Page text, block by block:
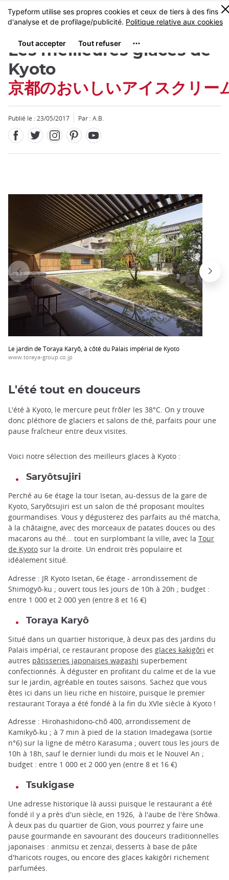
Skip
to
content
MENU
0
Les meilleures glaces de
Kyoto
京都のおいしいアイスクリー
Publié le : 23/05/2017 Par : A.B.
Le jardin de Toraya Karyô, à côté du Palais impérial de Kyoto
www.toraya-group.co.jp
Fermer
L'été tout en douceurs
L'été à Kyoto, le mercure peut frôler les 38°C. On y trouve
donc pléthore de glaciers et salons de thé, parfaits pour une
pause fraîcheur entre deux visites.
Voici notre sélection des meilleurs glaces à Kyoto :
Saryôtsujiri
Perché au 6e étage la tour Isetan, au-dessus de la gare de
Kyoto, Saryôtsujiri est un salon de thé proposant moultes
gourmandises. Vous y dégusterez des parfaits au thé matcha,
à la châtaigne, avec des morceaux de patates douces ou des
macarons au thé... tout en surplombant la ville, avec la Tour
de Kyoto sur la droite. Un endroit très populaire et
idéalement situé.
Adresse : JR Kyoto Isetan, 6e étage - arrondissement de
Shimogyô-ku ; ouvert tous les jours de 10h à 20h ; budget :
entre 1 000 et 2 000 yen (entre 8 et 16 €)
Toraya Karyô
Situé dans un quartier historique, à deux pas des jardins du
Palais impérial, ce restaurant propose des glaces kakigôri et
autres pâtisseries japonaises wagashi superbement
confectionnés. À déguster en profitant du calme et de la vue
sur le jardin, agréable en toutes saisons. Sachez que vous
êtes ici dans un lieu riche en histoire, puisque le premier
restaurant Toraya a été fondé à la fin du XVIe siècle à Kyoto !
Adresse : Hirohashidono-chô 400, arrondissement de
Kamikyô-ku ; à 7 min à pied de la station Imadegawa (sortie
n°6) sur la ligne de métro Karasuma ; ouvert tous les jours de
10h à 18h, sauf le dernier lundi du mois et le Nouvel An ;
budget : entre 1 000 et 2 000 yen (entre 8 et 16 €)
Tsukigase
Une adresse historique là aussi puisque le restaurant a été
fondé il y a près d'un siècle, en 1926, à l'aube de l'ère Shôwa.
À deux pas du quartier de Gion, vous pourrez y faire une
pause gourmande en savourant des douceurs traditionnelles
japonaises : anmitsu et zenzai, desserts à base de pâte
d'haricots rouges, ou encore des glaces kakigôri richement
parfumées.